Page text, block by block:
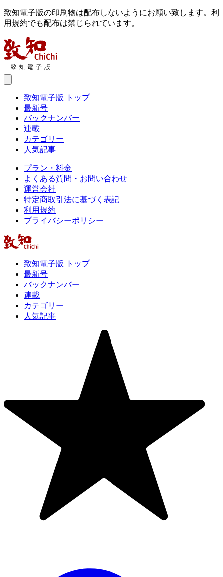
致知電子版の印刷物は配布しないようにお願い致します。利
用規約でも配布は禁じられています。
致知電子版 トップ
最新号
バックナンバー
連載
カテゴリー
人気記事
プラン・料金
よくある質問・お問い合わせ
運営会社
特定商取引法に基づく表記
利用規約
プライバシーポリシー
致知電子版 トップ
最新号
バックナンバー
連載
カテゴリー
人気記事